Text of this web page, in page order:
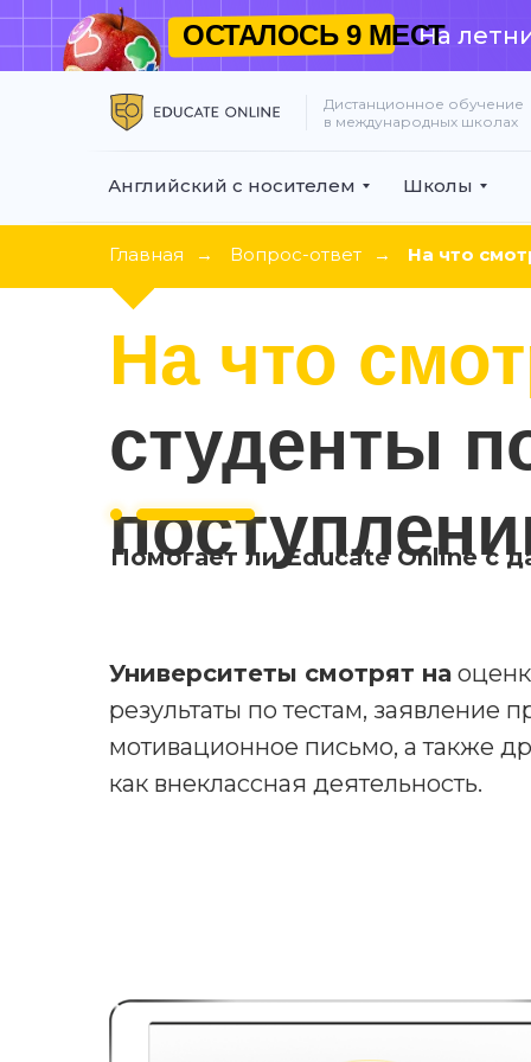
На
ОСТАЛОСЬ 9 МЕСТ
Английский с носителем Школы
Дистанционное обучение
в международных школах
Главная → Вопрос-ответ → На что
На что
студенты
Помогает ли Educate Online с
Университеты смотрят на
результаты по тестам, заявление
мотивационное письмо, а также
как внеклассная деятельность.